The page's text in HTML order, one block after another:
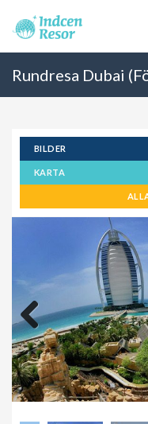
Rundresa Dubai
BILDER
KARTA
Previous